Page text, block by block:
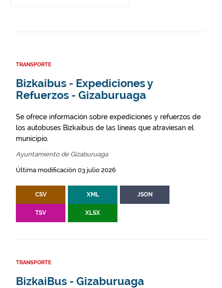
TRANSPORTE
Bizkaibus - Expediciones y
Refuerzos - Gizaburuaga
Se ofrece información sobre expediciones y refuerzos de
los autobuses Bizkaibus de las líneas que atraviesan el
municipio.
Ayuntamiento de Gizaburuaga
Última modificación 03 julio 2026
CSV XML JSON
TSV XLSX
TRANSPORTE
BizkaiBus - Gizaburuaga